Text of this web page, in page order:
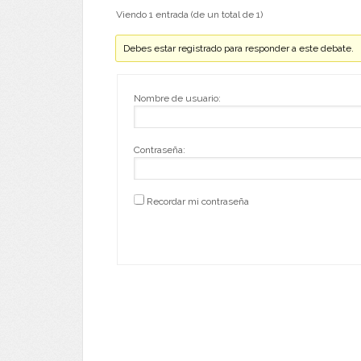
Viendo 1 entrada (de un total de 1)
Debes estar registrado para responder a este debate.
Nombre de usuario:
Contraseña:
Recordar mi contraseña